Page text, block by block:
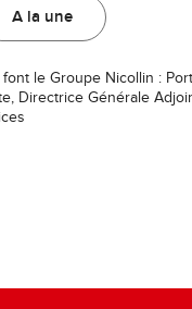
A la une
font le Groupe Nicollin :
Directrice Générale